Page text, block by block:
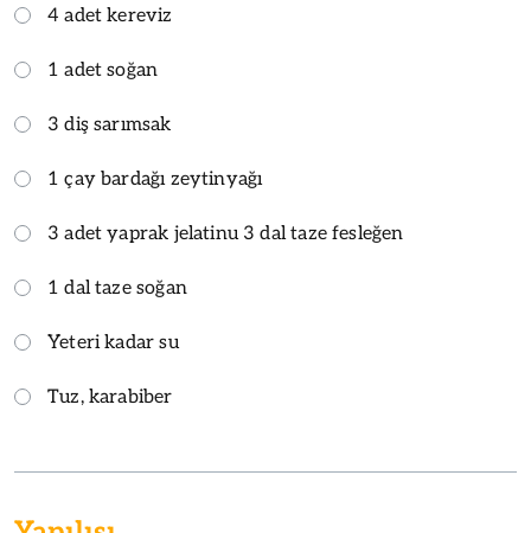
4 adet kereviz
1 adet soğan
3 diş sarımsak
1 çay bardağı zeytinyağı
3 adet yaprak jelatinu 3 dal taze fesleğen
1 dal taze soğan
Yeteri kadar su
Tuz, karabiber